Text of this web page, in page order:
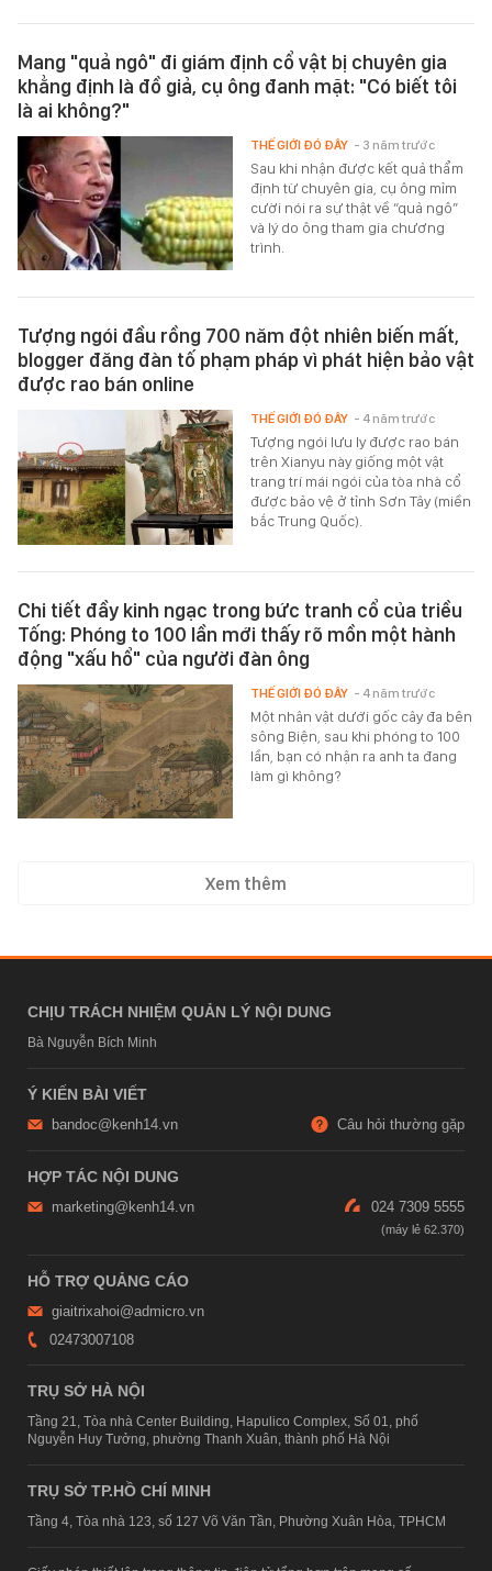
Mang "quả ngô" đi giám định cổ vật bị chuyên gia
khẳng định là đồ giả, cụ ông đanh mặt: "Có biết tôi
là ai không?"
Sau khi nhận được kết quả thẩm
định từ chuyên gia, cụ ông mỉm
cười nói ra sự thật về “quả ngô”
và lý do ông tham gia chương
trình.
THẾ GIỚI ĐÓ ĐÂY - 3 năm trước
Tượng ngói đầu rồng 700 năm đột nhiên biến mất,
blogger đăng đàn tố phạm pháp vì phát hiện bảo vật
được rao bán online
Tượng ngói lưu ly được rao bán
trên Xianyu này giống một vật
trang trí mái ngói của tòa nhà cổ
được bảo vệ ở tỉnh Sơn Tây (miền
bắc Trung Quốc).
THẾ GIỚI ĐÓ ĐÂY - 4 năm trước
Chi tiết đầy kinh ngạc trong bức tranh cổ của triều
Tống: Phóng to 100 lần mới thấy rõ mồn một hành
động "xấu hổ" của người đàn ông
Một nhân vật dưới gốc cây đa bên
sông Biện, sau khi phóng to 100
lần, bạn có nhận ra anh ta đang
làm gì không?
THẾ GIỚI ĐÓ ĐÂY - 4 năm trước
Xem thêm
CHỊU TRÁCH NHIỆM QUẢN LÝ NỘI DUNG
Bà Nguyễn Bích Minh
Ý KIẾN BÀI VIẾT
bandoc@kenh14.vn Câu hỏi thường gặp
HỢP TÁC NỘI DUNG
marketing@kenh14.vn 024 7309 5555
HỖ TRỢ QUẢNG CÁO
giaitrixahoi@admicro.vn
02473007108
TRỤ SỞ HÀ NỘI
Tầng 21, Tòa nhà Center Building, Hapulico Complex, Số 01, phố
Nguyễn Huy Tưởng, phường Thanh Xuân, thành phố Hà Nội
TRỤ SỞ TP.HỒ CHÍ MINH
Tầng 4, Tòa nhà 123, số 127 Võ Văn Tần, Phường Xuân Hòa, TPHCM